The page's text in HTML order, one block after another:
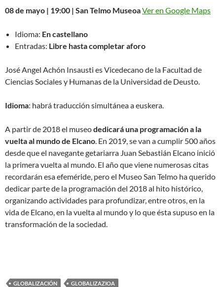
08 de mayo | 19:00 | San Telmo MuseoaVer en Google Maps
Idioma: En castellano
Entradas: Libre hasta completar aforo
José Angel Achón Insausti es Vicedecano de la Facultad de
Ciencias Sociales y Humanas de la Universidad de Deusto.
Idioma: habrá traducción simultánea a euskera.
A partir de 2018 el museodedicará una programación a la
vuelta al mundo de Elcano. En 2019, se van a cumplir 500 años
desde que el navegante getariarra Juan Sebastián Elcano inició
la primera vuelta al mundo. El año que viene numerosas citas
recordarán esa efeméride, pero el Museo San Telmo ha querido
dedicar parte de la programación del 2018 al hito histórico,
organizando actividades para profundizar, entre otros, en la
vida de Elcano, en la vuelta al mundo y lo que ésta supuso en la
transformación de la sociedad.
GLOBALIZACIÓN GLOBALIZAZIOA